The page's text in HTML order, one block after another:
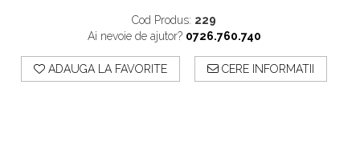
Cod Produs: 229
Ai nevoie de ajutor? 0726.760.740
ADAUGA LA FAVORITE CERE INFORMATII